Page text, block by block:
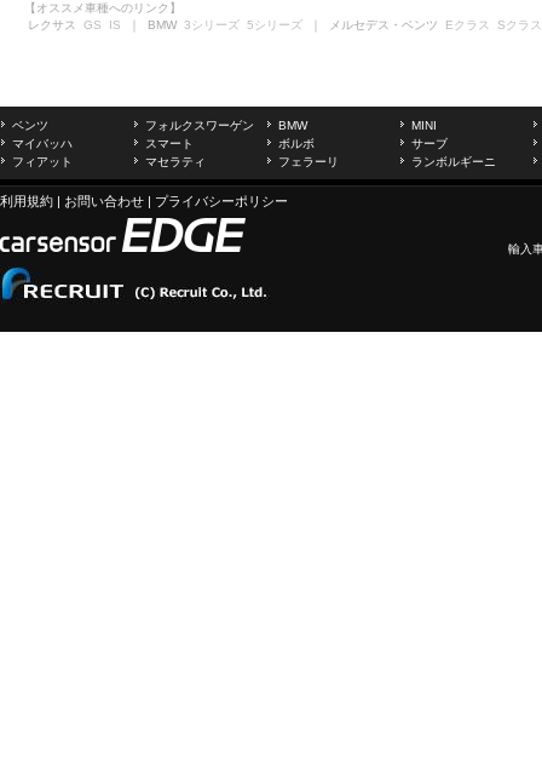
【オススメ車種へのリンク】
レクサス GS IS ｜ BMW 3シリーズ 5シリーズ ｜ メルセデス・ベンツ Eクラス Sクラス
ベンツ フォルクスワーゲン BMW
MINI
マイバッハ
スマート ボルボ
サーブ
フィアット
マセラティ フェラーリ ランボルギーニ
利用規約 | お問い合わせ | プライバシーポリシー
輸入